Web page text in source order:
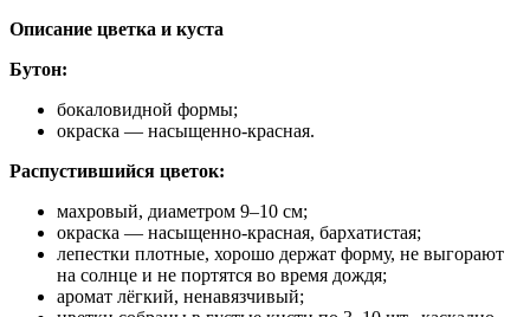
Описание цветка и куста
Бутон:
бокаловидной формы;
окраска — насыщенно‑красная.
Распустившийся цветок:
махровый, диаметром 9–10 см;
окраска — насыщенно‑красная, бархатистая;
лепестки плотные, хорошо держат форму, не выгорают
на солнце и не портятся во время дождя;
аромат лёгкий, ненавязчивый;